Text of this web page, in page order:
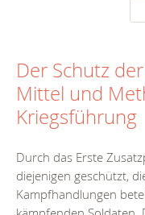
Der Schutz
Mittel und
Kriegsführung
Durch das Erste
diejenigen geschützt,
Kampfhandlungen